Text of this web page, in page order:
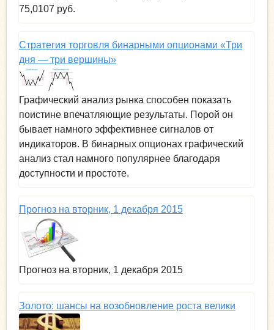
75,0107 руб.
Стратегия торговля бинарными опционами «Три
дня — три вершины»
Графический анализ рынка способен показать
поистине впечатляющие результаты. Порой он
бывает намного эффективнее сигналов от
индикаторов. В бинарных опционах графический
анализ стал намного популярнее благодаря
доступности и простоте.
Прогноз на вторник, 1 декабря 2015
Прогноз на вторник, 1 декабря 2015
Золото: шансы на возобновление роста велики